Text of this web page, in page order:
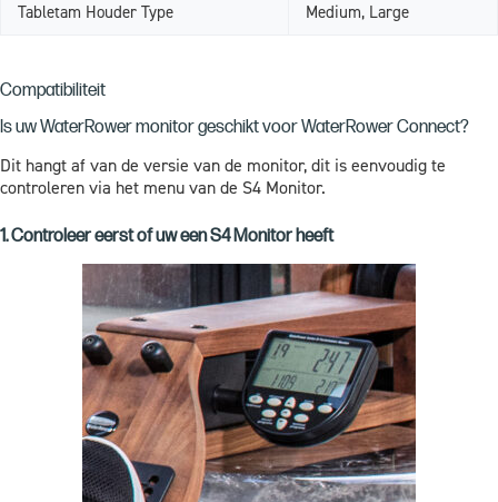
Tabletam Houder Type Medium, Large
Compatibiliteit
Is uw WaterRower monitor geschikt voor WaterRower Connect?
Dit hangt af van de versie van de monitor, dit is eenvoudig te
controleren via het menu van de S4 Monitor.
1. Controleer eerst of uw een S4 Monitor heeft